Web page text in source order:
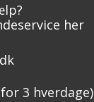
her
3 hverdage)